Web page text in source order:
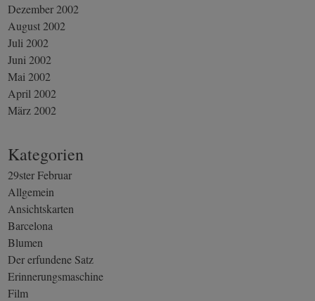
Dezember 2002
August 2002
Juli 2002
Juni 2002
Mai 2002
April 2002
März 2002
Kategorien
29ster Februar
Allgemein
Ansichtskarten
Barcelona
Blumen
Der erfundene Satz
Erinnerungsmaschine
Film